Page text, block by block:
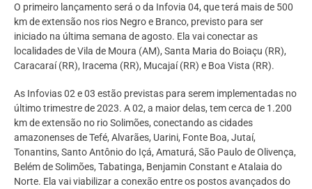
O primeiro lançamento será o da Infovia 04, que terá mais de 500
km de extensão nos rios Negro e Branco, previsto para ser
iniciado na última semana de agosto. Ela vai conectar as
localidades de Vila de Moura (AM), Santa Maria do Boiaçu (RR),
Caracaraí (RR), Iracema (RR), Mucajaí (RR) e Boa Vista (RR).
As Infovias 02 e 03 estão previstas para serem implementadas no
último trimestre de 2023. A 02, a maior delas, tem cerca de 1.200
km de extensão no rio Solimões, conectando as cidades
amazonenses de Tefé, Alvarães, Uarini, Fonte Boa, Jutaí,
Tonantins, Santo Antônio do Içá, Amaturá, São Paulo de Olivença,
Belém de Solimões, Tabatinga, Benjamin Constant e Atalaia do
Norte. Ela vai viabilizar a conexão entre os postos avançados do